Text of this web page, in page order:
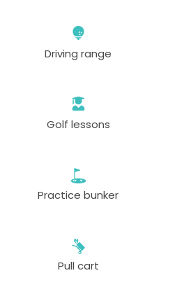
Driving range
Golf lessons
Practice bunker
Pull cart